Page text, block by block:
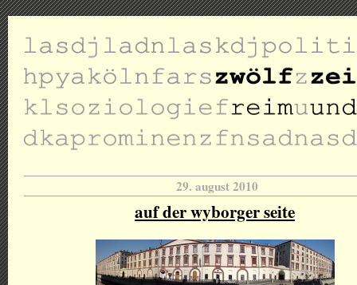
29. august 2010
auf der wyborger seite